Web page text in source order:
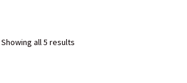
Showing all 5 results